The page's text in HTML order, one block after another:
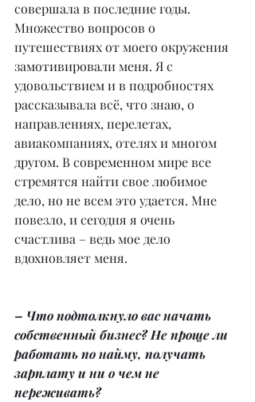
совершала в последние годы.
Множество вопросов о
путешествиях от моего окружения
замотивировали меня. Я с
удовольствием и в подробностях
рассказывала всё, что знаю, о
направлениях, перелетах,
авиакомпаниях, отелях и многом
другом. В современном мире все
стремятся найти свое любимое
дело, но не всем это удается. Мне
повезло, и сегодня я очень
счастлива – ведь мое дело
вдохновляет меня.
– Что подтолкнуло вас начать
собственный бизнес? Не проще ли
работать по найму, получать
зарплату и ни о чем не
переживать?